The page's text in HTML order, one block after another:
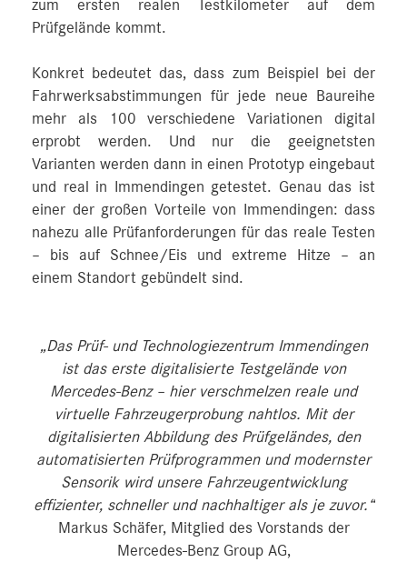
zum ersten realen Testkilometer auf dem
Prüfgelände kommt.
Konkret bedeutet das, dass zum Beispiel bei der
Fahrwerksabstimmungen für jede neue Baureihe
mehr als 100 verschiedene Variationen digital
erprobt werden. Und nur die geeignetsten
Varianten werden dann in einen Prototyp eingebaut
und real in Immendingen getestet. Genau das ist
einer der großen Vorteile von Immendingen: dass
nahezu alle Prüfanforderungen für das reale Testen
– bis auf Schnee/Eis und extreme Hitze – an
einem Standort gebündelt sind.
„Das Prüf- und Technologiezentrum Immendingen
ist das erste digitalisierte Testgelände von
Mercedes‑Benz – hier verschmelzen reale und
virtuelle Fahrzeugerprobung nahtlos. Mit der
digitalisierten Abbildung des Prüfgeländes, den
automatisierten Prüfprogrammen und modernster
Sensorik wird unsere Fahrzeugentwicklung
effizienter, schneller und nachhaltiger als je zuvor.“
Markus Schäfer, Mitglied des Vorstands der
Mercedes-Benz Group AG,